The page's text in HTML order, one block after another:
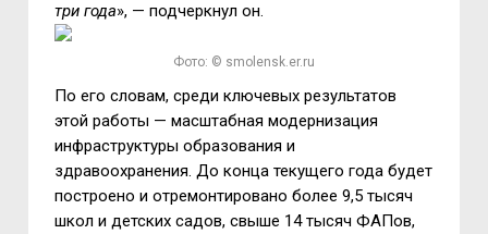
три года», — подчеркнул он.
Фото: © smolensk.er.ru
По его словам, среди ключевых результатов
этой работы — масштабная модернизация
инфраструктуры образования и
здравоохранения. До конца текущего года будет
построено и отремонтировано более 9,5 тысяч
школ и детских садов, свыше 14 тысяч ФАПов,